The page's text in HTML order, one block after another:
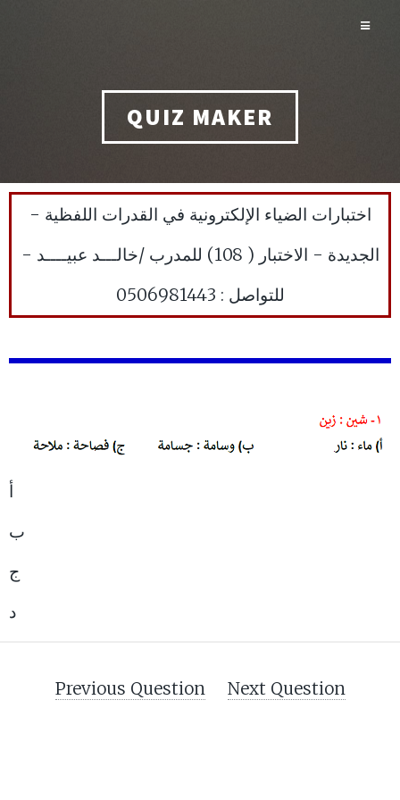
QUIZ MAKER
اختبارات الضياء الإلكترونية في القدرات اللفظية -
الجديدة - الاختبار ( 108) للمدرب /خالـــد عبيــــد -
للتواصل : 0506981443
أ
ب
ج
د
Previous Question Next Question